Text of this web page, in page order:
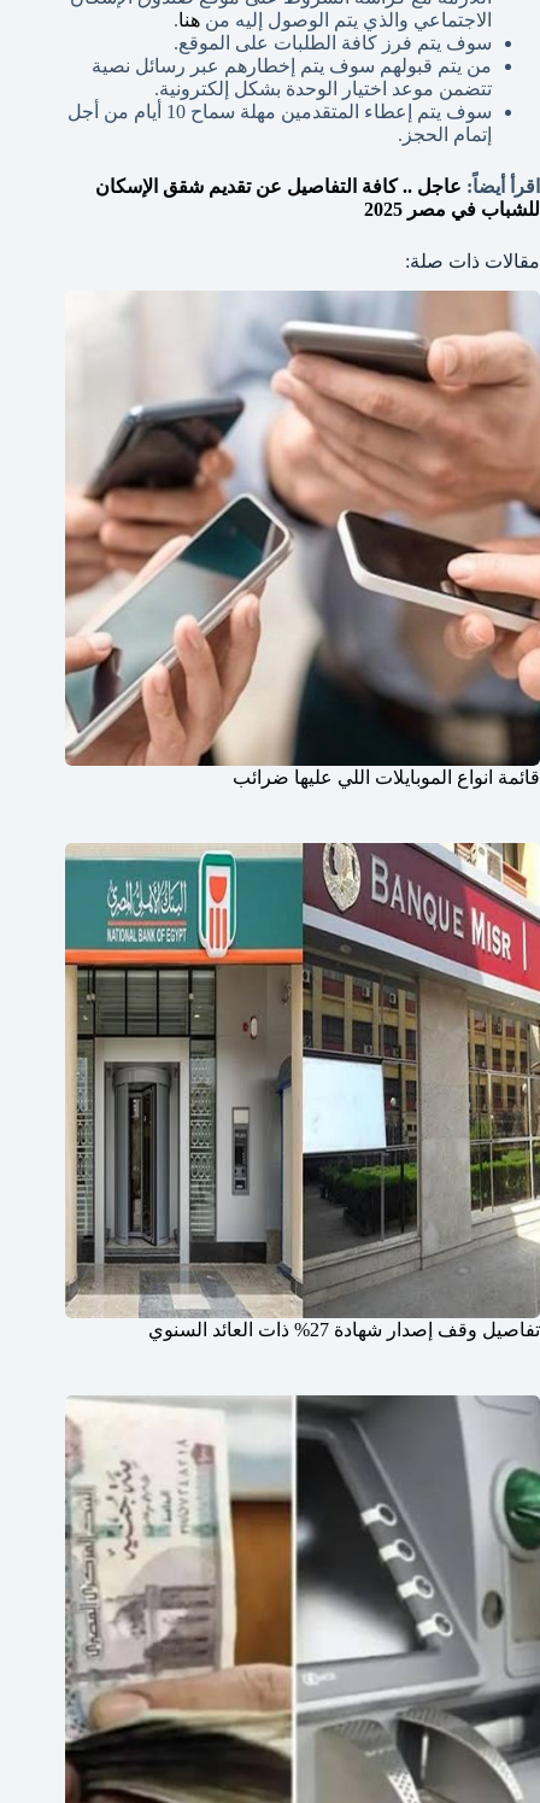
الاجتماعي والذي يتم الوصول إليه من هنا.
سوف يتم فرز كافة الطلبات على الموقع.
من يتم قبولهم سوف يتم إخطارهم عبر رسائل نصية
تتضمن موعد اختيار الوحدة بشكل إلكترونية.
سوف يتم إعطاء المتقدمين مهلة سماح 10 أيام من أجل
إتمام الحجز.
اقرأ أيضاً: عاجل .. كافة التفاصيل عن تقديم شقق الإسكان
للشباب في مصر 2025
مقالات ذات صلة:
قائمة انواع الموبايلات اللي عليها ضرائب
تفاصيل وقف إصدار شهادة 27% ذات العائد السنوي